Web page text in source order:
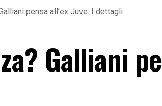
pensa all’ex Juve. I dettagli
Galliani